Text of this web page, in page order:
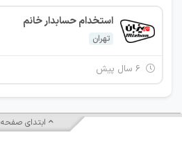
استخدام حسابدار خانم
تهران
ابتدای صفحه